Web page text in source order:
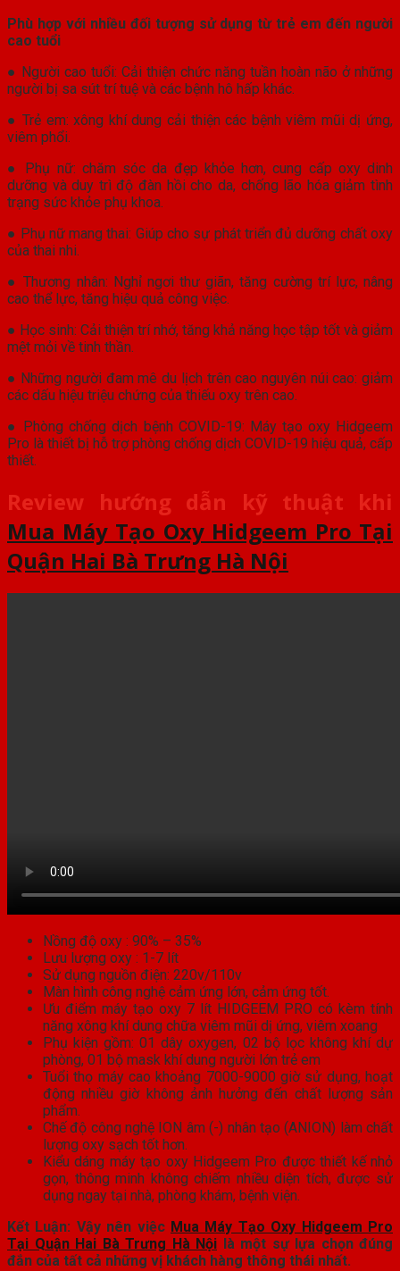
Phù hợp với nhiều đối tượng sử dụng từ trẻ em đến người
cao tuổi
● Người cao tuổi: Cải thiện chức năng tuần hoàn não ở những
người bị sa sút trí tuệ và các bệnh hô hấp khác.
● Trẻ em: xông khí dung cải thiện các bệnh viêm mũi dị ứng,
viêm phổi.
● Phụ nữ: chăm sóc da đẹp khỏe hơn, cung cấp oxy dinh
dưỡng và duy trì độ đàn hồi cho da, chống lão hóa giảm tình
trạng sức khỏe phụ khoa.
● Phụ nữ mang thai: Giúp cho sự phát triển đủ dưỡng chất oxy
của thai nhi.
● Thương nhân: Nghỉ ngơi thư giãn, tăng cường trí lực, nâng
cao thể lực, tăng hiệu quả công việc.
● Học sinh: Cải thiện trí nhớ, tăng khả năng học tập tốt và giảm
mệt mỏi về tinh thần.
● Những người đam mê du lịch trên cao nguyên núi cao: giảm
các dấu hiệu triệu chứng của thiếu oxy trên cao.
● Phòng chống dịch bệnh COVID-19: Máy tạo oxy Hidgeem
Pro là thiết bị hỗ trợ phòng chống dịch COVID-19 hiệu quả, cấp
thiết.
Review hướng dẫn kỹ thuật khi
Mua Máy Tạo Oxy Hidgeem Pro Tại
Quận Hai Bà Trưng Hà Nội
Nồng độ oxy : 90% – 35%
Lưu lượng oxy : 1-7 lít
Sử dụng nguồn điện: 220v/110v
Màn hình công nghệ cảm ứng lớn, cảm ứng tốt.
Ưu điểm máy tạo oxy 7 lít HIDGEEM PRO có kèm tính
năng xông khí dung chữa viêm mũi dị ứng, viêm xoang
Phụ kiện gồm: 01 dây oxygen, 02 bộ lọc không khí dự
phòng, 01 bộ mask khí dung người lớn trẻ em
Tuổi thọ máy cao khoảng 7000-9000 giờ sử dụng, hoạt
động nhiều giờ không ảnh hưởng đến chất lượng sản
phẩm.
Chế độ công nghệ ION âm (-) nhân tạo (ANION) làm chất
lượng oxy sạch tốt hơn.
Kiểu dáng máy tạo oxy Hidgeem Pro được thiết kế nhỏ
gọn, thông minh không chiếm nhiều diện tích, được sử
dụng ngay tại nhà, phòng khám, bệnh viện.
Kết Luận: Vậy nên việc Mua Máy Tạo Oxy Hidgeem Pro
Tại Quận Hai Bà Trưng Hà Nội là một sự lựa chọn đúng
đắn của tất cả những vị khách hàng thông thái nhất.